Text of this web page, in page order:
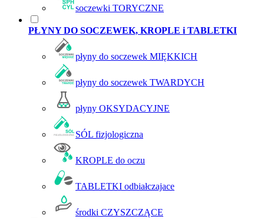
soczewki TORYCZNE
PŁYNY DO SOCZEWEK, KROPLE i TABLETKI
płyny do soczewek MIĘKKICH
płyny do soczewek TWARDYCH
płyny OKSYDACYJNE
SÓL fizjologiczna
KROPLE do oczu
TABLETKI odbiałczajace
środki CZYSZCZĄCE